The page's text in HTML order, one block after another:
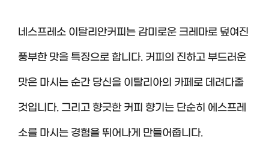
네스프레소 이탈리안커피는 감미로운 크레마로 덮여진
풍부한 맛을 특징으로 합니다. 커피의 진하고 부드러운
맛은 마시는 순간 당신을 이탈리아의 카페로 데려다줄
것입니다. 그리고 향긋한 커피 향기는 단순히 에스프레
소를 마시는 경험을 뛰어나게 만들어줍니다.